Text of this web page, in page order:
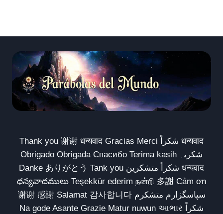
Thank you 谢谢 धन्यवाद Gracias Merci شكراً धन्यवाद
Obrigado Obrigada Спасибо Terima kasih شکریہ
Danke ありがとう Tank you شكراً متشكرين धन्यवाद
ధన్యవాదములు Teşekkür ederim நன்றி 多謝 Cảm ơn
谢谢 感謝 Salamat 감사합니다 سپاسگزارم متشکرم
Na gode Asante Grazie Matur nuwun આભાર شكراً